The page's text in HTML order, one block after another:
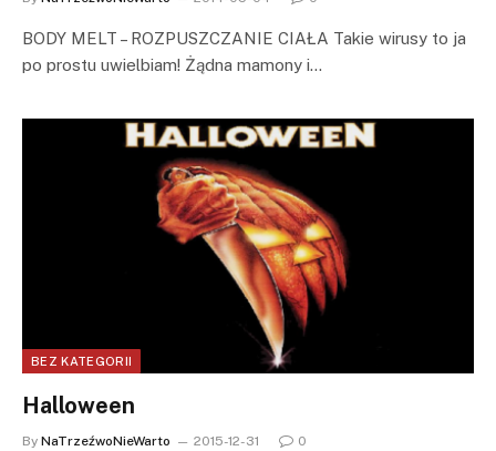
BODY MELT – ROZPUSZCZANIE CIAŁA Takie wirusy to ja
po prostu uwielbiam! Żądna mamony i…
BEZ KATEGORII
Halloween
By NaTrzeźwoNieWarto 2015-12-31 0